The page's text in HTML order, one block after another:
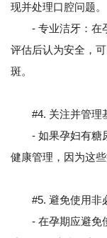
现并处理口腔问题。
- 专业洁牙：在孕
评估后认为安全，
斑。
#4. 关注并管理
- 如果孕妇有糖尿
健康管理，因为这
#5. 避免使用非
- 在孕期应避免